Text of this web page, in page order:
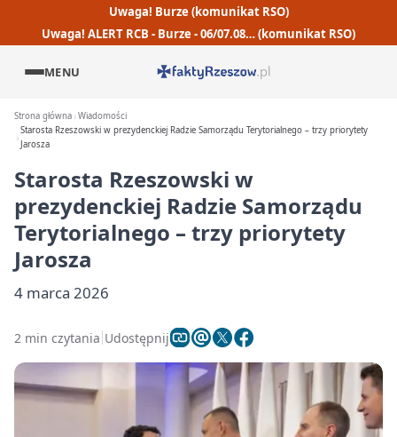
Uwaga! Burze (komunikat RSO)
Uwaga! ALERT RCB - Burze - 06/07.08… (komunikat RSO)
MENU
Strona główna Wiadomości
Starosta Rzeszowski w prezydenckiej Radzie Samorządu Terytorialnego – trzy priorytety
Jarosza
Starosta Rzeszowski w
prezydenckiej Radzie Samorządu
Terytorialnego – trzy priorytety
Jarosza
4 marca 2026
2 min czytania Udostępnij